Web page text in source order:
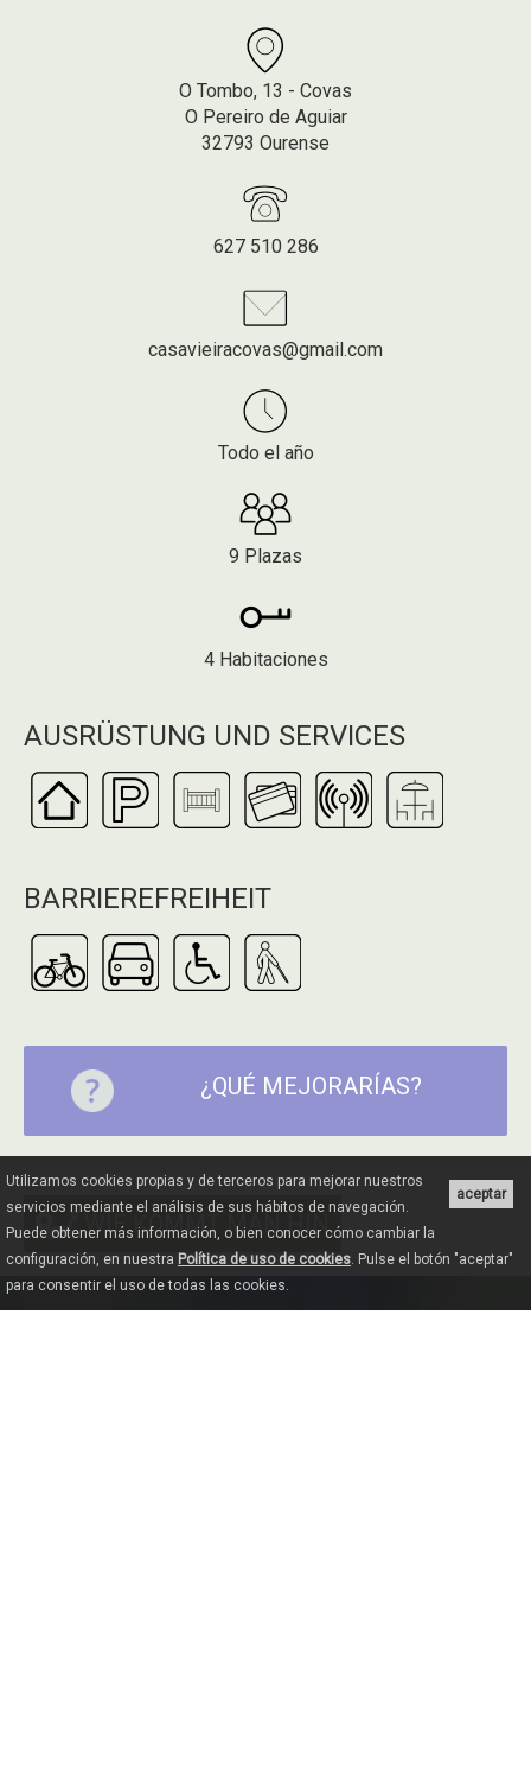
O Tombo, 13 - Covas
O Pereiro de Aguiar
32793 Ourense
627 510 286
casavieiracovas@gmail.com
Todo el año
9 Plazas
4 Habitaciones
AUSRÜSTUNG UND SERVICES
BARRIEREFREIHEIT
¿QUÉ MEJORARÍAS?
WIE KOMMT MAN HIN
aceptar
Utilizamos cookies propias y de terceros para mejorar nuestros
servicios mediante el análisis de sus hábitos de navegación.
Puede obtener más información, o bien conocer cómo cambiar la
configuración, en nuestra Política de uso de cookies. Pulse el botón "aceptar"
para consentir el uso de todas las cookies.